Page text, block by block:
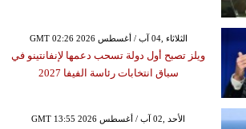
GMT 02:26 2026 الثلاثاء ,04 آب / أغسطس
ويلز تصبح أول دولة تسحب دعمها لإنفانتينو في
سباق انتخابات رئاسة الفيفا 2027
GMT 13:55 2026 الأحد ,02 آب / أغسطس